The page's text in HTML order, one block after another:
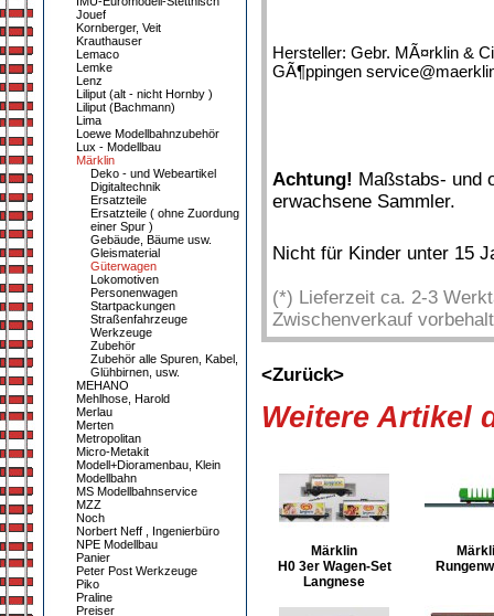
Jouef
Kornberger, Veit
Krauthauser
Lemaco
Lemke
Lenz
Liliput (alt - nicht Hornby )
Liliput (Bachmann)
Lima
Loewe Modellbahnzubehör
Lux - Modellbau
Märklin
Deko - und Webeartikel
Digitaltechnik
Ersatzteile
Ersatzteile ( ohne Zuordung
einer Spur )
Gebäude, Bäume usw.
Gleismaterial
Güterwagen
Lokomotiven
Personenwagen
Startpackungen
Straßenfahrzeuge
Werkzeuge
Zubehör
Zubehör alle Spuren, Kabel,
Glühbirnen, usw.
MEHANO
Mehlhose, Harold
Merlau
Merten
Metropolitan
Micro-Metakit
Modell+Dioramenbau, Klein
Modellbahn
MS Modellbahnservice
MZZ
Noch
Norbert Neff , Ingenierbüro
NPE Modellbau
Panier
Peter Post Werkzeuge
Piko
Praline
Preiser
Hersteller: Gebr. MÃ¤rklin &
GÃ¶ppingen
Achtung! Maßstabs- und
erwachsene Sammler.
Nicht für Kinder unter 15
(*) Lieferzeit ca. 2-3
Zwischenverkauf
<Zurück>
Weitere Artikel
Märklin
H0 3er Wagen-Set
Langnese